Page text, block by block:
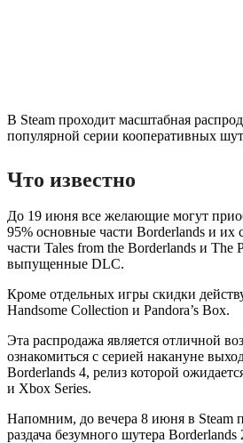
В Steam проходит масштабная
популярной серии кооперативных
Что известно
До 19 июня все желающие могут
95% основные части Borderlands и
части Tales from the Borderlands и The
выпущенные DLC.
Кроме отдельных игры скидки
Handsome Collection и Pandora’s Box.
Эта распродажа является отличной
ознакомиться с серией накануне
Borderlands 4, релиз которой
и Xbox Series.
Напомним, до вечера 8 июня в Steam
раздача безумного шутера Borderlands